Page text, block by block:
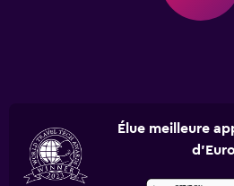
Élue meilleure